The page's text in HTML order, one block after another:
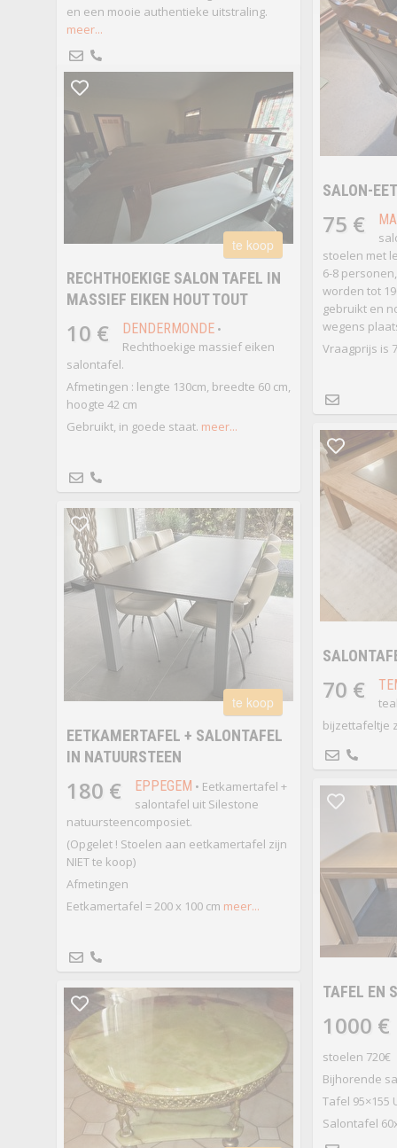
en een mooie authentieke uitstraling.
meer...
SALON-
75 €
stoelen met
6-8
worden tot
gebruikt en
wegens
Vraagprijs is
te koop
RECHTHOEKIGE SALON TAFEL IN
MASSIEF EIKEN HOUT TOUT
10 € DENDERMONDE•
Rechthoekige massief eiken
salontafel.
Afmetingen : lengte 130cm, breedte 60 cm,
hoogte 42 cm
Gebruikt, in goede staat. meer...
70 €
bijzettafeltje
te koop
EETKAMERTAFEL + SALONTAFEL
IN NATUURSTEEN
180 € EPPEGEM • Eetkamertafel +
salontafel uit Silestone
natuursteencomposiet.
(Opgelet ! Stoelen aan eetkamertafel zijn
NIET te koop)
Afmetingen
Eetkamertafel = 200 x 100 cm meer...
TAFEL EN
1000 €
stoelen 720€
Bijhorende
Tafel 95×155
Salontafel